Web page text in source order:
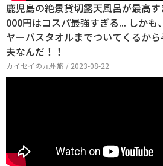
鹿児島の絶景貸切露天風呂が最高
000円はコスパ最強すぎる... しかも
ヤーバスタオルまでついてくるか
夫なんだ！！
カイセイの九州旅 / 2023-08-22